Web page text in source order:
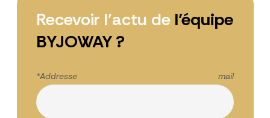
Recevoir l’actu de l’équipe
BYJOWAY ?
*Addresse mail